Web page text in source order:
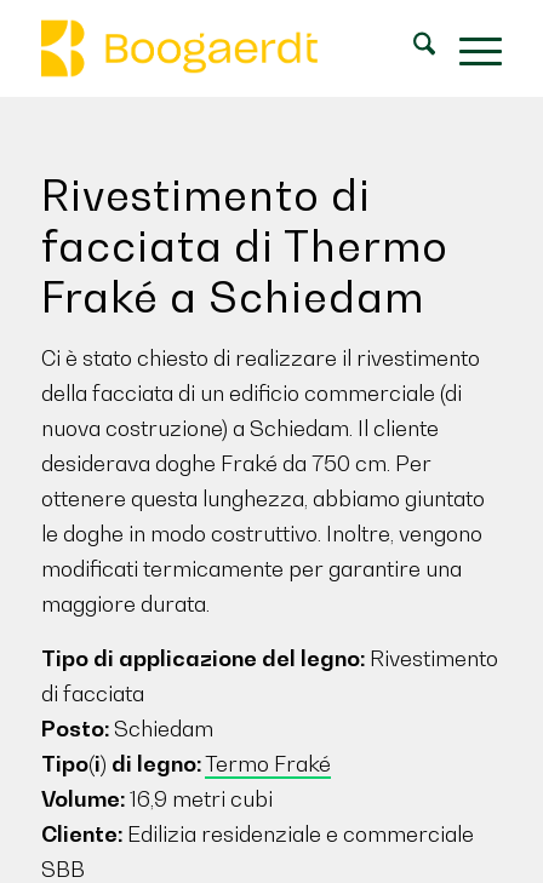
Rivestimento di
facciata di Thermo
Fraké a Schiedam
Ci è stato chiesto di realizzare il rivestimento
della facciata di un edificio commerciale (di
nuova costruzione) a Schiedam. Il cliente
desiderava doghe Fraké da 750 cm. Per
ottenere questa lunghezza, abbiamo giuntato
le doghe in modo costruttivo. Inoltre, vengono
modificati termicamente per garantire una
maggiore durata.
Tipo di applicazione del legno:Rivestimento
di facciata
Posto:Schiedam
Tipo(i) di legno:Termo Fraké
Volume:16,9 metri cubi
Cliente:Edilizia residenziale e commerciale
SBB